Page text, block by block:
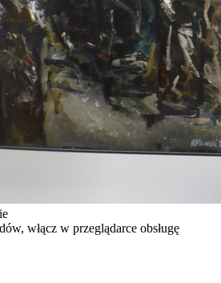
włącz w przeglądarce obsługę